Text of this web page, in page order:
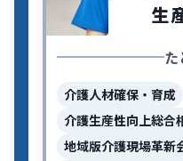
生
た
介護人材確保・育成
介護生産性向上総合
地域版介護現場革新